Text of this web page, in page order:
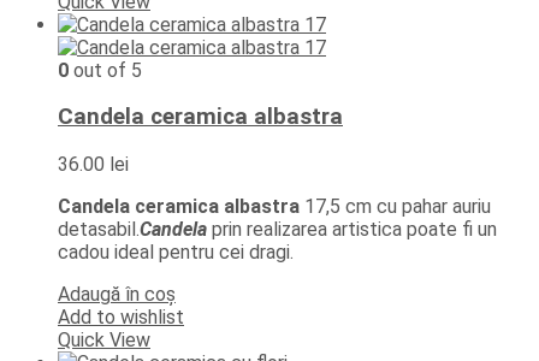
0 out of 5
Candela ceramica albastra
36.00 lei
Candela ceramica albastra 17,5 cm cu pahar auriu
detasabil.Candela prin realizarea artistica poate fi un
cadou ideal pentru cei dragi.
Adaugă în coș
Add to wishlist
Quick View